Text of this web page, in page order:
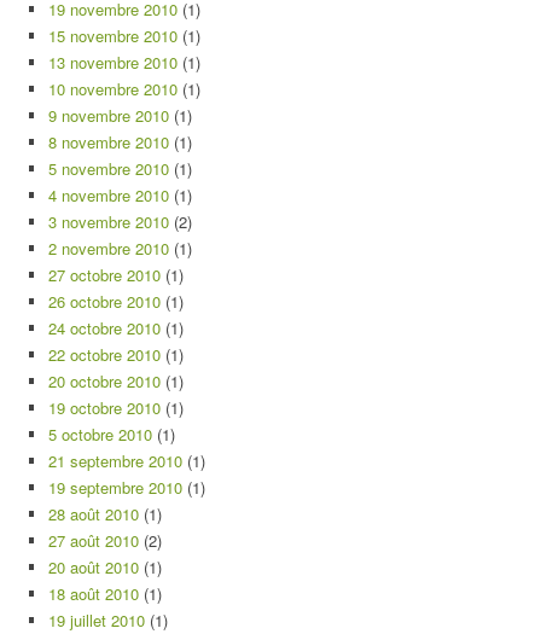
19 novembre 2010 (1)
15 novembre 2010 (1)
13 novembre 2010 (1)
10 novembre 2010 (1)
9 novembre 2010 (1)
8 novembre 2010 (1)
5 novembre 2010 (1)
4 novembre 2010 (1)
3 novembre 2010 (2)
2 novembre 2010 (1)
27 octobre 2010 (1)
26 octobre 2010 (1)
24 octobre 2010 (1)
22 octobre 2010 (1)
20 octobre 2010 (1)
19 octobre 2010 (1)
5 octobre 2010 (1)
21 septembre 2010 (1)
19 septembre 2010 (1)
28 août 2010 (1)
27 août 2010 (2)
20 août 2010 (1)
18 août 2010 (1)
19 juillet 2010 (1)